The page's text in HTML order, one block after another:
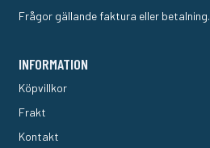
Frågor gällande faktura eller betalning.
INFORMATION
Köpvillkor
Frakt
Kontakt